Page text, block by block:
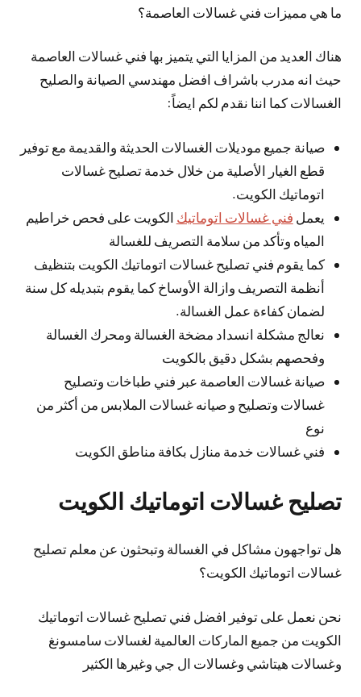
ما هي مميزات فني غسالات العاصمة؟
هناك العديد من المزايا التي يتميز بها فني غسالات العاصمة
حيث انه مدرب باشراف افضل مهندسي الصيانة والصليح
الغسالات كما اننا نقدم لكم ايضاً:
صيانة جميع موديلات الغسالات الحديثة والقديمة مع توفير
قطع الغيار الأصلية من خلال خدمة تصليح غسالات
اتوماتيك الكويت.
يعمل فني غسالات اتوماتيك الكويت على فحص خراطيم
المياه وتأكد من سلامة التصريف للغسالة
كما يقوم فني تصليح غسالات اتوماتيك الكويت بتنظيف
أنظمة التصريف وازالة الأوساخ كما يقوم بتبديله كل سنة
لضمان كفاءة عمل الغسالة.
نعالج مشكلة انسداد مضخة الغسالة ومحرك الغسالة
وفحصهم بشكل دقيق بالكويت
صيانة غسالات العاصمة عبر فني طباخات وتصليح
غسالات وتصليح و صيانه غسالات الملابس من أكثر من
نوع
فني غسالات خدمة منازل بكافة مناطق الكويت
تصليح غسالات اتوماتيك الكويت
هل تواجهون مشاكل في الغسالة وتبحثون عن معلم تصليح
غسالات اتوماتيك الكويت؟
نحن نعمل على توفير افضل فني تصليح غسالات اتوماتيك
الكويت من جميع الماركات العالمية لغسالات سامسونغ
وغسالات هيتاشي وغسالات ال جي وغيرها الكثير